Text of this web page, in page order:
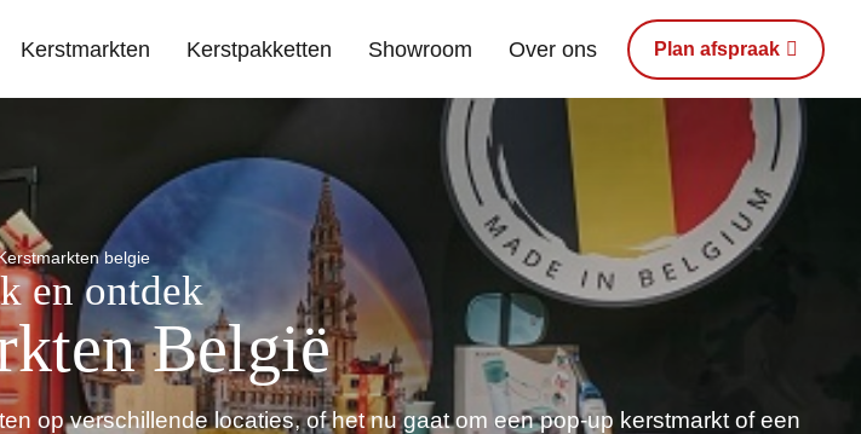
Kerstmarkten Kerstpakketten Showroom Over ons Plan afspraak
belgie
en ontdek
België
op verschillende locaties, of het nu gaat om een pop-up kerstmarkt of een